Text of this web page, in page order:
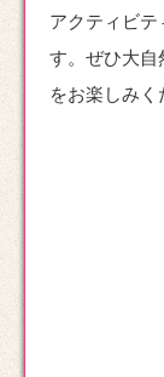
アクティビ
す。ぜひ大
をお楽しみく